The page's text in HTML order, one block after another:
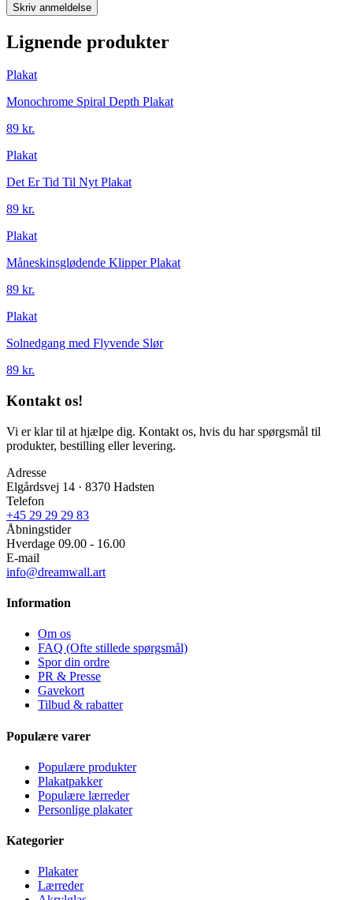
Skriv anmeldelse
Lignende produkter
Plakat
Monochrome Spiral Depth Plakat
89 kr.
Plakat
Det Er Tid Til Nyt Plakat
89 kr.
Plakat
Måneskinsglødende Klipper Plakat
89 kr.
Plakat
Solnedgang med Flyvende Slør
89 kr.
Kontakt os!
Vi er klar til at hjælpe dig. Kontakt os, hvis du har spørgsmål til
produkter, bestilling eller levering.
Adresse
Elgårdsvej 14 · 8370 Hadsten
Telefon
+45 29 29 29 83
Åbningstider
Hverdage 09.00 - 16.00
E-mail
info@dreamwall.art
Information
Om os
FAQ (Ofte stillede spørgsmål)
Spor din ordre
PR & Presse
Gavekort
Tilbud & rabatter
Populære varer
Populære produkter
Plakatpakker
Populære lærreder
Personlige plakater
Kategorier
Plakater
Lærreder